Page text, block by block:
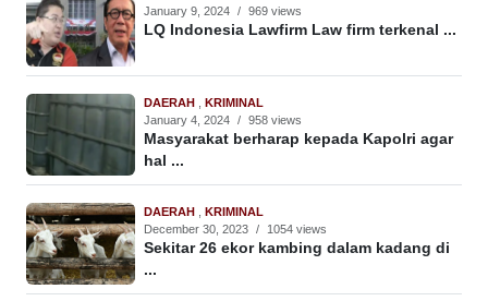
January 9, 2024 / 969 views
LQ Indonesia Lawfirm Law firm terkenal ...
DAERAH
KRIMINAL
January 4, 2024 / 958 views
Masyarakat berharap kepada Kapolri agar
hal ...
DAERAH
KRIMINAL
December 30, 2023 / 1054 views
Sekitar 26 ekor kambing dalam kadang di
...